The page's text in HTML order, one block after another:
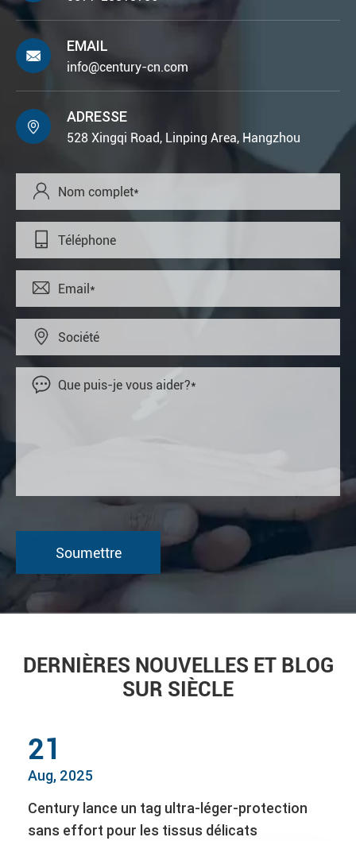

EMAIL
info@century-cn.com

ADRESSE
528 Xingqi Road, Linping Area, Hangzhou





DERNIÈRES NOUVELLES ET BLOG
SUR SIÈCLE
21
Aug, 2025
Century lance un tag ultra-léger-protection
sans effort pour les tissus délicats